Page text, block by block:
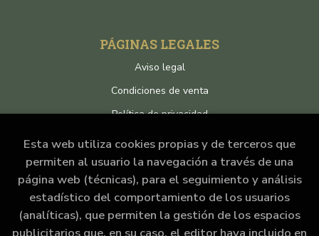
PÁGINAS LEGALES
Aviso legal
Condiciones de venta
Política de privacidad
Política de Cookies
ATENCIÓN AL CLIENTE
Quiénes somos
Esta web utiliza cookies propias y de terceros que
permiten al usuario la navegación a través de una
página web (técnicas), para el seguimiento y análisis
estadístico del comportamiento de los usuarios
(analíticas), que permiten la gestión de los espacios